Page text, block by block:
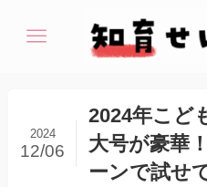
2024年こど
大号が豪華
ーンで試せ
2024
12/06